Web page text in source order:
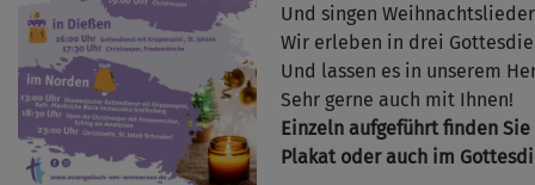
Und singen
Wir erleben in drei
Und lassen es in unserem
Sehr gerne auch mit Ihnen!
Einzeln aufgeführt finden
Plakat oder auch im